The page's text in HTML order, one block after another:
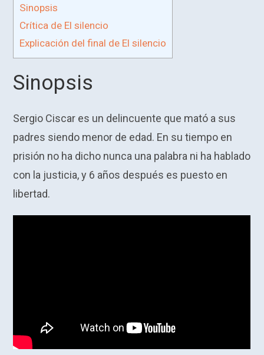
Sinopsis
Crítica de El silencio
Explicación del final de El silencio
Sinopsis
Sergio Ciscar es un delincuente que mató a sus
padres siendo menor de edad. En su tiempo en
prisión no ha dicho nunca una palabra ni ha hablado
con la justicia, y 6 años después es puesto en
libertad.